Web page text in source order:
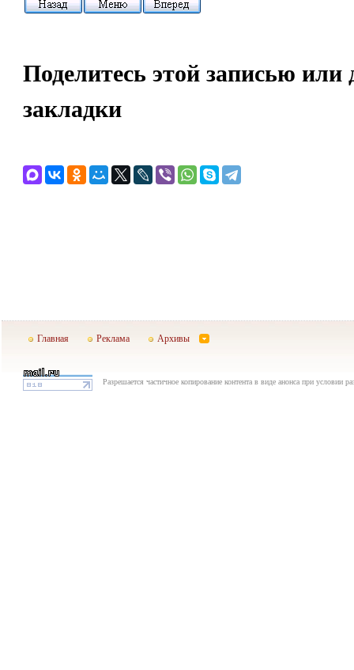
Поделитесь этой записью или
закладки
Главная Реклама Архивы
Разрешается частичное копирование контента в виде анонса при условии